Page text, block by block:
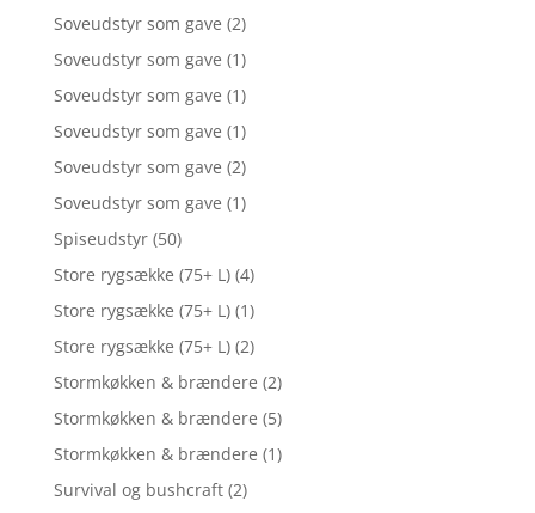
Soveudstyr som gave (2)
Soveudstyr som gave (1)
Soveudstyr som gave (1)
Soveudstyr som gave (1)
Soveudstyr som gave (2)
Soveudstyr som gave (1)
Spiseudstyr (50)
Store rygsække (75+ L) (4)
Store rygsække (75+ L) (1)
Store rygsække (75+ L) (2)
Stormkøkken & brændere (2)
Stormkøkken & brændere (5)
Stormkøkken & brændere (1)
Survival og bushcraft (2)